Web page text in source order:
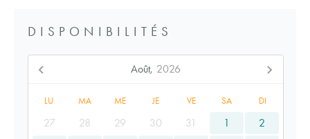
DISPONIBILITÉS
Août, 2026
LU MA ME JE VE SA DI
27 28 29 30 31 1
2